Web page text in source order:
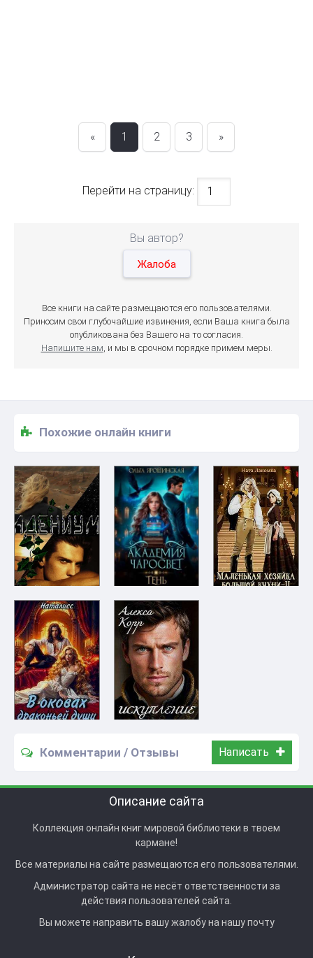
« 1 2 3 »
Перейти на страницу:
Вы автор?
Жалоба
Все книги на сайте размещаются его пользователями.
Приносим свои глубочайшие извинения, если Ваша книга была
опубликована без Вашего на то согласия.
Напишите нам , и мы в срочном порядке примем меры.
Похожие онлайн книги
Комментарии / Отзывы Написать
Описание сайта
Коллекция онлайн книг мировой библиотеки в твоем
кармане!
Все материалы на сайте размещаются его пользователями.
Администратор сайта не несёт ответственности за
действия пользователей сайта.
Вы можете направить вашу жалобу на нашу почту